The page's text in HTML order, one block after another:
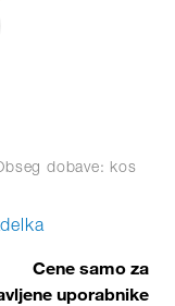
dobave: kos
Cene samo za
uporabnike